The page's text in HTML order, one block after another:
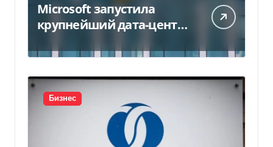
Microsoft запустила
крупнейший дата-центр
миллиарда
Бизнес